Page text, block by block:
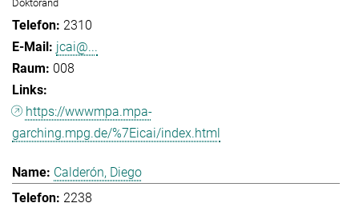
Doktorand
2310
jcai@...
008
https://wwwmpa.mpa-
garching.mpg.de/%7Eicai/index.html
Calderón, Diego
2238